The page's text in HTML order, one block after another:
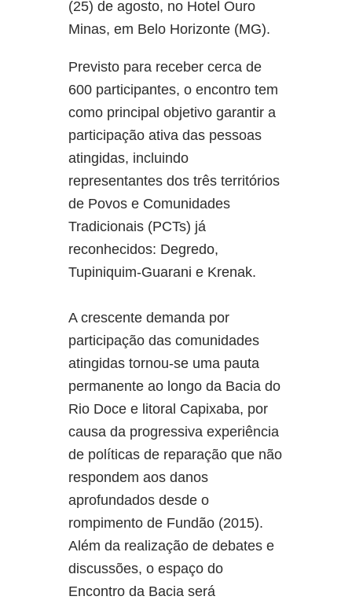
(25) de agosto, no Hotel Ouro
Minas, em Belo Horizonte (MG).
Previsto para receber cerca de
600 participantes, o encontro tem
como principal objetivo garantir a
participação ativa das pessoas
atingidas, incluindo
representantes dos três territórios
de Povos e Comunidades
Tradicionais (PCTs) já
reconhecidos: Degredo,
Tupiniquim-Guarani e Krenak.
A crescente demanda por
participação das comunidades
atingidas tornou-se uma pauta
permanente ao longo da Bacia do
Rio Doce e litoral Capixaba, por
causa da progressiva experiência
de políticas de reparação que não
respondem aos danos
aprofundados desde o
rompimento de Fundão (2015).
Além da realização de debates e
discussões, o espaço do
Encontro da Bacia será